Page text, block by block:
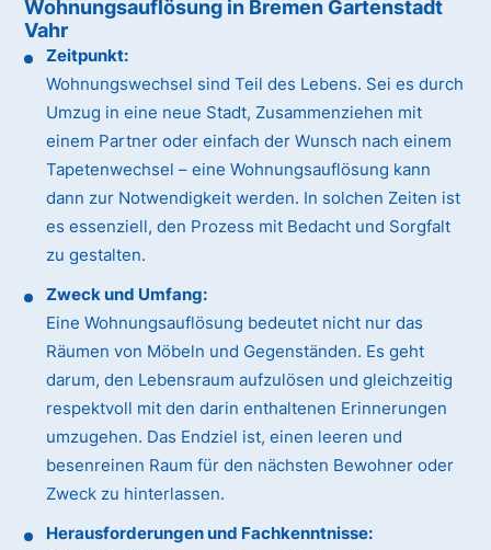
Wohnungsauflösung in Bremen Gartenstadt
Vahr
Zeitpunkt:
Wohnungswechsel sind Teil des Lebens. Sei es durch
Umzug in eine neue Stadt, Zusammenziehen mit
einem Partner oder einfach der Wunsch nach einem
Tapetenwechsel – eine Wohnungsauflösung kann
dann zur Notwendigkeit werden. In solchen Zeiten ist
es essenziell, den Prozess mit Bedacht und Sorgfalt
zu gestalten.
Zweck und Umfang:
Eine Wohnungsauflösung bedeutet nicht nur das
Räumen von Möbeln und Gegenständen. Es geht
darum, den Lebensraum aufzulösen und gleichzeitig
respektvoll mit den darin enthaltenen Erinnerungen
umzugehen. Das Endziel ist, einen leeren und
besenreinen Raum für den nächsten Bewohner oder
Zweck zu hinterlassen.
Herausforderungen und Fachkenntnisse: